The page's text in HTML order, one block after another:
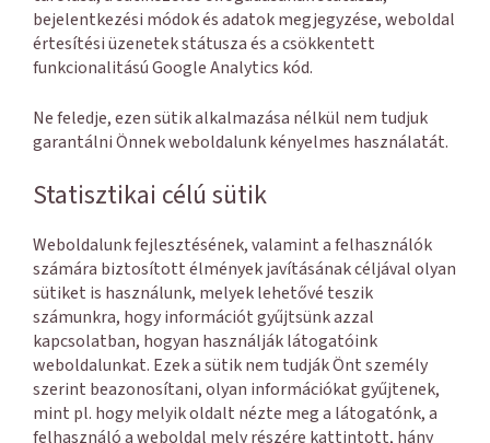
bejelentkezési módok és adatok megjegyzése, weboldal
értesítési üzenetek státusza és a csökkentett
funkcionalitású Google Analytics kód.
Ne feledje, ezen sütik alkalmazása nélkül nem tudjuk
garantálni Önnek weboldalunk kényelmes használatát.
Statisztikai célú sütik
Weboldalunk fejlesztésének, valamint a felhasználók
számára biztosított élmények javításának céljával olyan
sütiket is használunk, melyek lehetővé teszik
számunkra, hogy információt gyűjtsünk azzal
kapcsolatban, hogyan használják látogatóink
weboldalunkat. Ezek a sütik nem tudják Önt személy
szerint beazonosítani, olyan információkat gyűjtenek,
mint pl. hogy melyik oldalt nézte meg a látogatónk, a
felhasználó a weboldal mely részére kattintott, hány